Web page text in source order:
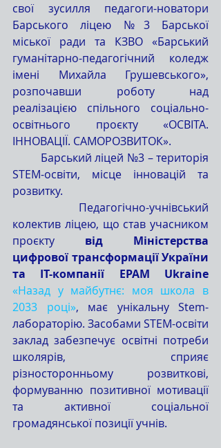
свої зусилля педагоги-новатори
Барського ліцею №3 Барської
міської ради та КЗВО «Барський
гуманітарно-педагогічний коледж
імені Михайла Грушевського»,
розпочавши роботу над
реалізацією спільного соціально-
освітнього проєкту «ОСВІТА.
ІННОВАЦІЇ. САМОРОЗВИТОК».
STEM-освіти, місце інновацій та
розвитку.
колектив ліцею, що став учасником
проєкту від Міністерства
цифрової трансформації України
«Назад у майбутнє: моя школа в
2033 році», має унікальну Stem-
лабораторію. Засобами STEM-освіти
заклад забезпечує освітні потреби
школярів, сприяє
різносторонньому розвиткові,
формуванню позитивної мотивації
та активної соціальної
громадянської позиції учнів.